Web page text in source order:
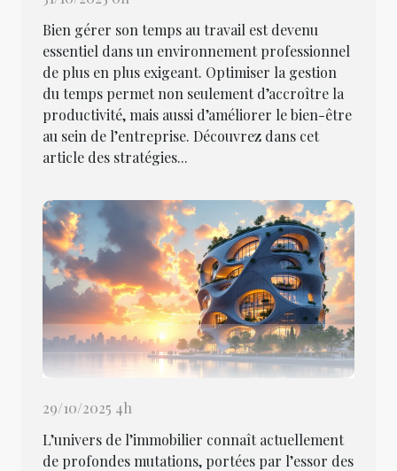
Bien gérer son temps au travail est devenu
essentiel dans un environnement professionnel
de plus en plus exigeant. Optimiser la gestion
du temps permet non seulement d’accroître la
productivité, mais aussi d’améliorer le bien-être
au sein de l’entreprise. Découvrez dans cet
article des stratégies...
29/10/2025 4h
L’univers de l’immobilier connaît actuellement
de profondes mutations, portées par l’essor des